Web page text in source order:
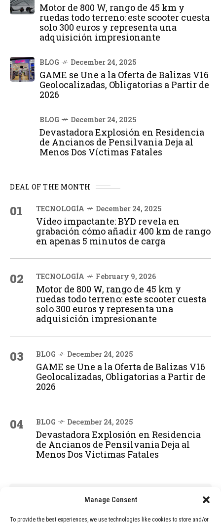
Manage Consent
To provide the best experiences, we use technologies like cookies to store and/or
Motor de 800 W, rango de 45 km y
ruedas todo terreno: este scooter cuesta
solo 300 euros y representa una
adquisición impresionante
BLOG December 24, 2025
GAME se Une a la Oferta de Balizas V16
Geolocalizadas, Obligatorias a Partir de
2026
BLOG December 24, 2025
Devastadora Explosión en Residencia
de Ancianos de Pensilvania Deja al
Menos Dos Víctimas Fatales
DEAL OF THE MONTH
01 TECNOLOGÍA December 24, 2025
Vídeo impactante: BYD revela en
grabación cómo añadir 400 km de rango
en apenas 5 minutos de carga
02 TECNOLOGÍA February 9, 2026
Motor de 800 W, rango de 45 km y
ruedas todo terreno: este scooter cuesta
solo 300 euros y representa una
adquisición impresionante
03 BLOG December 24, 2025
GAME se Une a la Oferta de Balizas V16
Geolocalizadas, Obligatorias a Partir de
2026
04 BLOG December 24, 2025
Devastadora Explosión en Residencia
de Ancianos de Pensilvania Deja al
Menos Dos Víctimas Fatales